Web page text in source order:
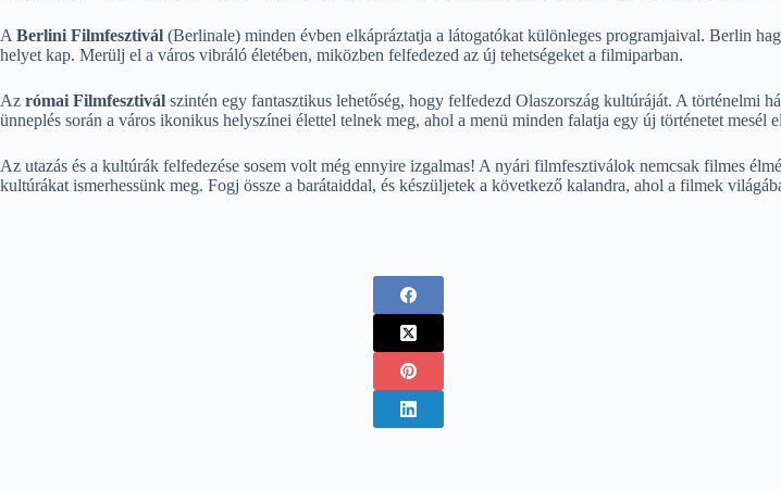
A Berlini Filmfesztivál (Berlinale) minden évben elkápráztatja a látogatókat különleges programjaival. Berlin
helyet kap. Merülj el a város vibráló életében, miközben felfedezed az új tehetségeket a filmiparban.
Az római Filmfesztivál szintén egy fantasztikus lehetőség, hogy felfedezd Olaszország kultúráját. A történelmi
ünneplés során a város ikonikus helyszínei élettel telnek meg, ahol a menü minden falatja egy új történetet mesél
Az utazás és a kultúrák felfedezése sosem volt még ennyire izgalmas! A nyári filmfesztiválok nemcsak filmes
kultúrákat ismerhessünk meg. Fogj össze a barátaiddal, és készüljetek a következő kalandra, ahol a filmek